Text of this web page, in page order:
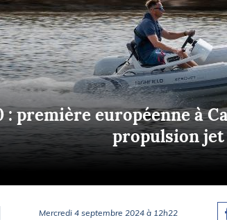
: première européenne à
propulsion jet
Mercredi 4 septembre 2024 à 12h22